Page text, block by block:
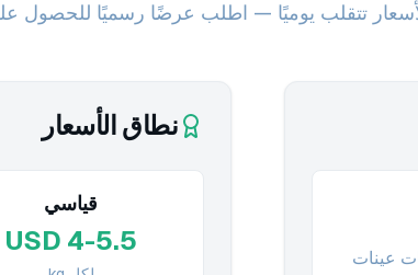
الأسعار تتقلب يوميًا — اطلب عرضًا رسميًا
عينات
نطاق الأسعار
قياسي
USD 4-5.5